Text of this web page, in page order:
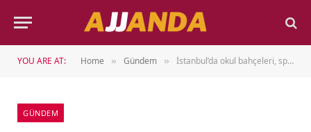
YOU ARE AT: Home » Gündem » İstanbul’da okul bahçeleri, spor salonları ve camiler vatandaşların kullanımına açıldı
GÜNDEM